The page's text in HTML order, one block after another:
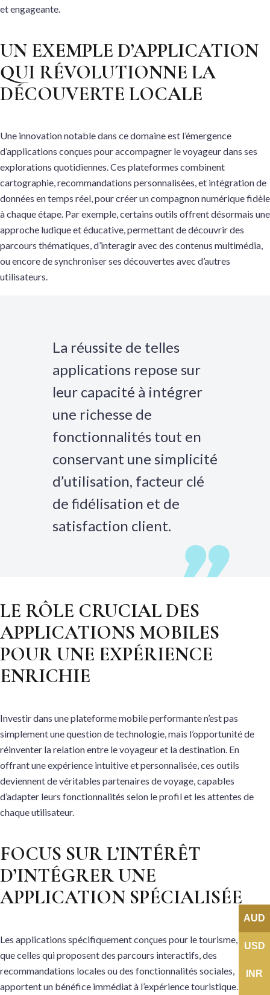
et engageante.
UN EXEMPLE D’APPLICATION
QUI RÉVOLUTIONNE LA
DÉCOUVERTE LOCALE
Une innovation notable dans ce domaine est l’émergence
d’applications conçues pour accompagner le voyageur dans ses
explorations quotidiennes. Ces plateformes combinent
cartographie, recommandations personnalisées, et intégration de
données en temps réel, pour créer un compagnon numérique fidèle
à chaque étape. Par exemple, certains outils offrent désormais une
approche ludique et éducative, permettant de découvrir des
parcours thématiques, d’interagir avec des contenus multimédia,
ou encore de synchroniser ses découvertes avec d’autres
utilisateurs.
La réussite de telles
applications repose sur
leur capacité à intégrer
une richesse de
fonctionnalités tout en
conservant une simplicité
d’utilisation, facteur clé
de fidélisation et de
satisfaction client.
LE RÔLE CRUCIAL DES
APPLICATIONS MOBILES
POUR UNE EXPÉRIENCE
ENRICHIE
Investir dans une plateforme mobile performante n’est pas
simplement une question de technologie, mais l’opportunité de
réinventer la relation entre le voyageur et la destination. En
offrant une expérience intuitive et personnalisée, ces outils
deviennent de véritables partenaires de voyage, capables
d’adapter leurs fonctionnalités selon le profil et les attentes de
chaque utilisateur.
FOCUS SUR L’INTÉRÊT
D’INTÉGRER UNE
APPLICATION SPÉCIALISÉE
Les applications spécifiquement conçues pour le tourisme, telles
que celles qui proposent des parcours interactifs, des
recommandations locales ou des fonctionnalités sociales,
apportent un bénéfice immédiat à l’expérience touristique. Ces
AUD
USD
INR